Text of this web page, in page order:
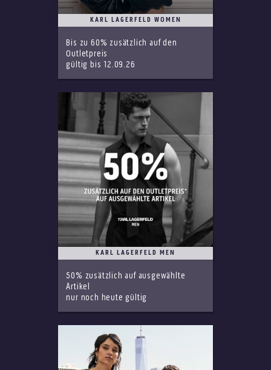
KARL LAGERFELD WOMEN
Bis zu 60% zusätzlich auf den
Outletpreis
gültig bis 12.09.26
KARL LAGERFELD MEN
50% zusätzlich auf ausgewählte
Artikel
nur noch heute gültig